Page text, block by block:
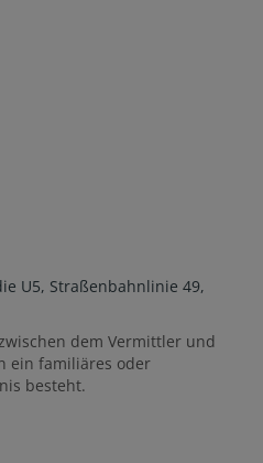
U5, Straßenbahnlinie 49,
dem Vermittler und
ein familiäres oder
besteht.